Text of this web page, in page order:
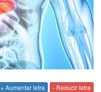
+ Aumentar letra - Reducir letra